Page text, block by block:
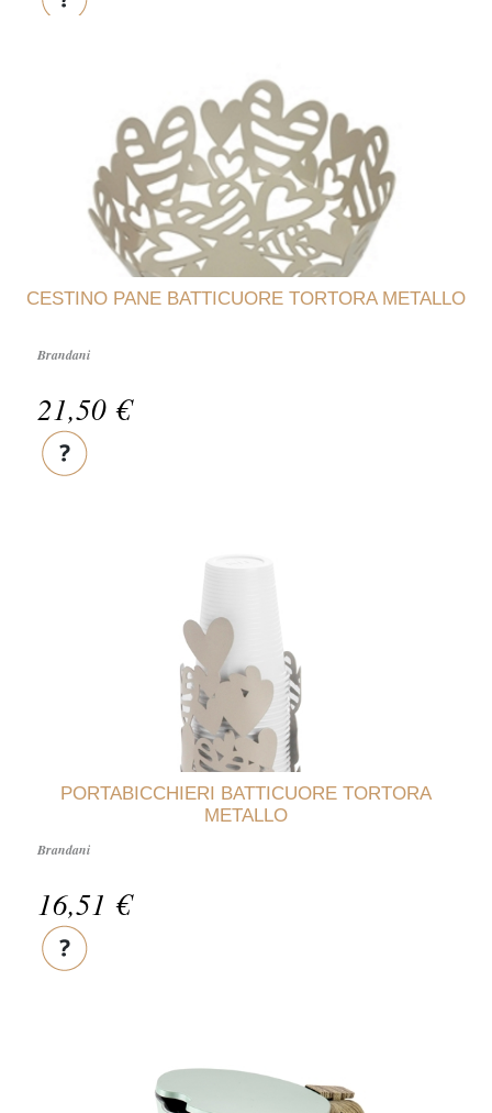
CESTINO PANE BATTICUORE TORTORA METALLO
Brandani
21,50 €
PORTABICCHIERI BATTICUORE TORTORA
METALLO
Brandani
16,51 €